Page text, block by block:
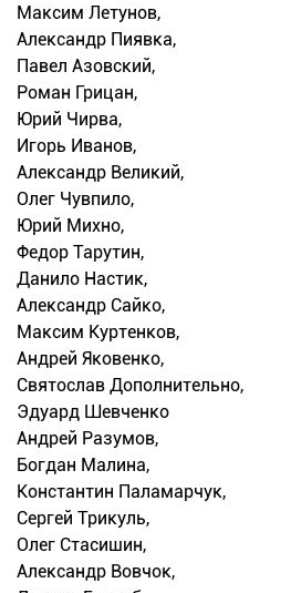
Максим Летунов,
Александр Пиявка,
Павел Азовский,
Роман Грицан,
Юрий Чирва,
Игорь Иванов,
Александр Великий,
Олег Чувпило,
Юрий Михно,
Федор Тарутин,
Данило Настик,
Александр Сайко,
Максим Куртенков,
Андрей Яковенко,
Святослав Дополнительно,
Эдуард Шевченко
Андрей Разумов,
Богдан Малина,
Константин Паламарчук,
Сергей Трикуль,
Олег Стасишин,
Александр Вовчок,